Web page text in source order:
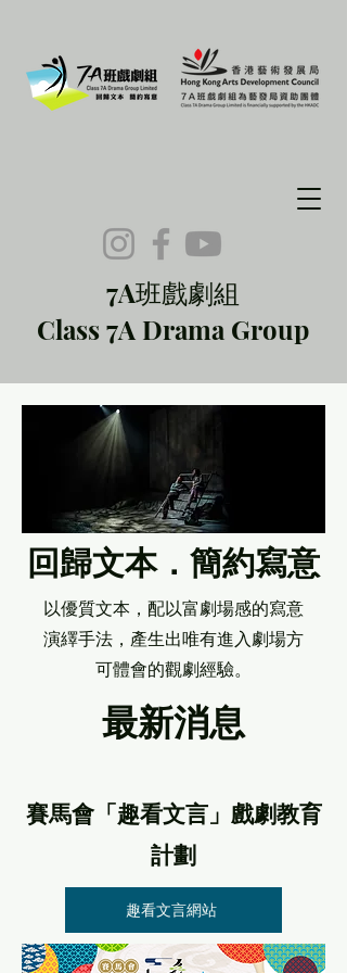
7A班戲劇組
Class 7A Drama Group
回歸文本．簡約寫意
以優質文本，配以富劇場感的寫意
演繹手法，產生出唯有進入劇場方
可體會的觀劇經驗。
最新消息
賽馬會「趣看文言」戲劇教育
計劃
趣看文言網站